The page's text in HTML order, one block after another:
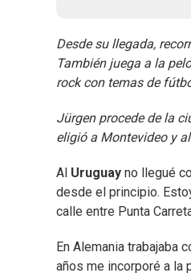
Desde su llegada,
También juega a la
rock con temas de
Jürgen procede de la
eligió a Montevideo y
Al Uruguay no llegué
desde el principio.
calle entre Punta
En Alemania trabajaba
años me incorporé a la